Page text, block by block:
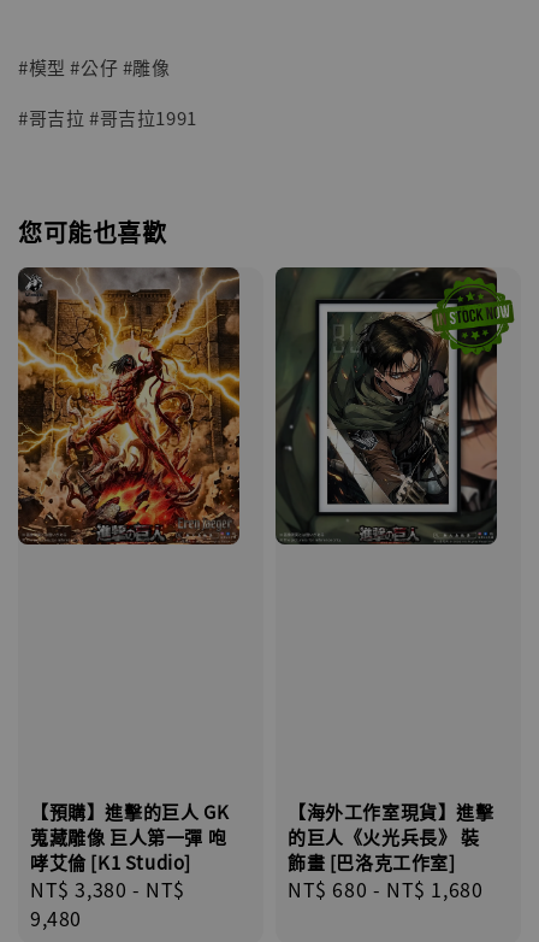
#模型 #公仔 #雕像
#哥吉拉 #哥吉拉1991
您可能也喜歡
【預購】進擊的巨人 GK
蒐藏雕像 巨人第一彈 咆
哮艾倫 [K1 Studio]
Regular
price
NT$ 3,380 - NT$
9,480
【海外工作室現貨】進擊
的巨人《火光兵長》 裝
飾畫 [巴洛克工作室]
Regular
NT$ 680 - NT$ 1,680